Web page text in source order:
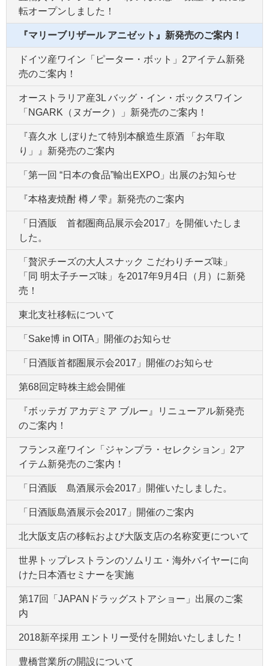
転オープンしました！
『マリーブリザール アニゼット』新発売のご案内！
ドイツ産ワイン「ピーター・ボット」2アイテム新発
売のご案内！
オーストラリア産3L バッグ・イン・ボックスワイン
「NGARK（ヌガーク）」新発売のご案内！
『喜久水 しぼりたて特別本醸造生原酒 「お年取
り」』新発売のご案内
「第一回 “日本の食品”輸出EXPO」出展のお知らせ
『本格麦焼酎 樽ノ雫』新発売のご案内
「日酒販 首都圏商品展示会2017」を開催いたしま
した。
「贅沢チーズの大人スナック こだわりチーズ味」
「同 明太子チーズ味」を2017年9月4日（月）に新発
売！
東北支社移転について
「Sake博 in OITA」開催のお知らせ
「日酒販首都圏展示会2017」開催のお知らせ
第68回定時株主総会開催
『ボッテガ アカデミア ブルー』リニューアル新発売
のご案内！
フランス産ワイン「ジャンプラ・セレクション」2ア
イテム新発売のご案内！
「日酒販 島酒展示会2017」開催いたしました。
「日酒販島酒展示会2017」開催のご案内
北大阪支店の移転および大阪支店の名称変更について
世界トップレストランのソムリエ・海外バイヤーに向
けた日本酒セミナーを実施
第17回「JAPANドラッグストアショー」出展のご案
内
2018新卒採用 エントリー受付を開始いたしました！
豊橋営業所の開設について